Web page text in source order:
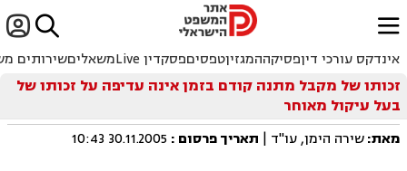

ﱐ
אינדקס עורכי דיןפסיקההמגזיןטפסיםפסקדין Live משאליםשירותים
זכותו של מקבל מתנה קודם בזמן אינה עדיפה על זכותו של
בעל עיקול מאוחר
מאת:שירה הימן, עו"ד | תאריך פרסום :
30.11.2005 10:43